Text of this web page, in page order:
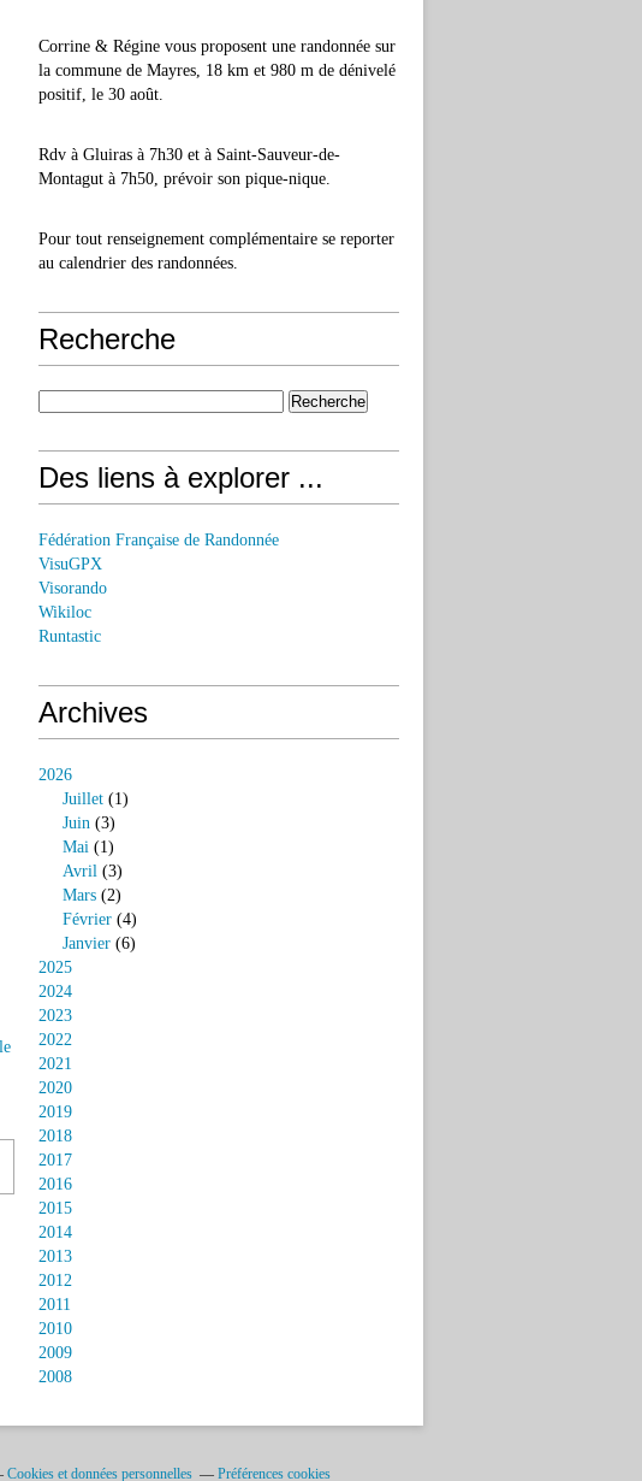
Corrine & Régine vous proposent une randonnée sur
la commune de Mayres, 18 km et 980 m de dénivelé
positif, le 30 août.
Rdv à Gluiras à 7h30 et à Saint-Sauveur-de-
Montagut à 7h50, prévoir son pique-nique.
Pour tout renseignement complémentaire se reporter
au calendrier des randonnées.
Recherche
Des liens à explorer ...
Fédération Française de Randonnée
VisuGPX
Visorando
Wikiloc
Runtastic
Archives
2026
Juillet (1)
Juin (3)
Mai (1)
Avril (3)
Mars (2)
Février (4)
Janvier (6)
2025
2024
2023
2022
2021
2020
2019
2018
2017
2016
2015
2014
2013
2012
2011
2010
2009
2008
Cookies et données personnelles Préférences cookies